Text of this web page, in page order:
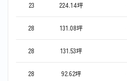
23 224.14坪
28 131.08坪
28 131.53坪
28 92.62坪